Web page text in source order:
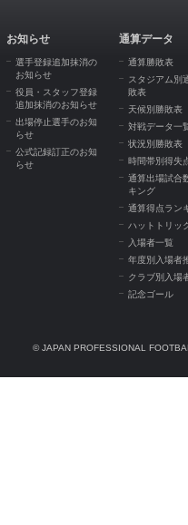
お知らせ
選手登録追加抹消の
お知らせ
役員・スタッフ登録
追加抹消のお知らせ
出場停止選手のお知
らせ
公式記録訂正のお知
らせ
通算データ
通算勝敗表
スタジアム別
敗表
天候別勝敗表
対戦データ一
状況別勝敗表
時間帯別得失
通算出場試合
キング
通算得点ラン
ハットトリッ
入場者一覧
年度別入場者
クラブ別入場
記念ゴール
© JAPAN PROFESSIONAL